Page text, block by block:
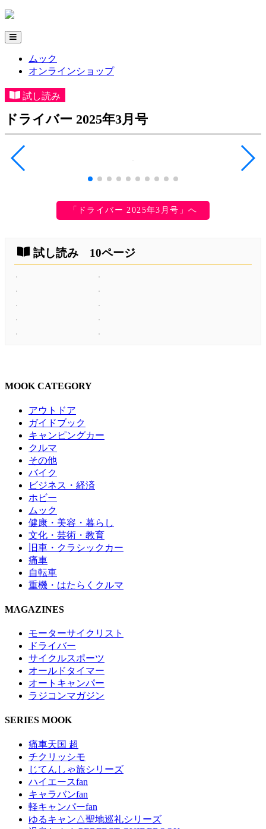
ムック
オンラインショップ
試し読み
ドライバー 2025年3月号
「ドライバー 2025年3月号」へ
試し読み 10ページ
MOOK CATEGORY
アウトドア
ガイドブック
キャンピングカー
クルマ
その他
バイク
ビジネス・経済
ホビー
ムック
健康・美容・暮らし
文化・芸術・教育
旧車・クラシックカー
痛車
自転車
重機・はたらくクルマ
MAGAZINES
モーターサイクリスト
ドライバー
サイクルスポーツ
オールドタイマー
オートキャンパー
ラジコンマガジン
SERIES MOOK
痛車天国 超
チクリッシモ
じてんしゃ旅シリーズ
ハイエースfan
キャラバンfan
軽キャンパーfan
ゆるキャン△聖地巡礼シリーズ